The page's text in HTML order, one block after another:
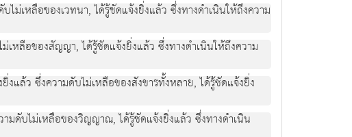
ไมเหลือของเวทนา, ไดรูชัดแจงยิ่งแลว ซึ่งทางดําเนินใหถึงความ
เหลือของสัญญา, ไดรูชัดแจงยิ่งแลว ซึ่งทางดําเนินใหถึงความ
งแลว ซึ่งความดับไมเหลือของสังขารทั้งหลาย, ไดรูชัดแจงยิ่ง
ามดับไมเหลือของวิญญาณ, ไดรูชัดแจงยิ่งแลว ซึ่งทางดําเนิน